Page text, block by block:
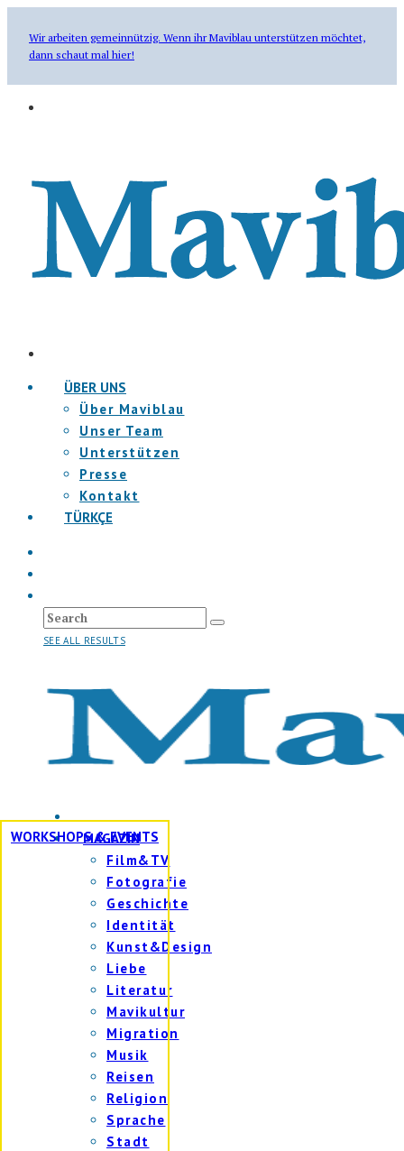
Wir arbeiten gemeinnützig. Wenn ihr Maviblau unterstützen möchtet,
dann schaut mal hier!
ÜBER UNS
Über Maviblau
Unser Team
Unterstützen
Presse
Kontakt
TÜRKÇE
SEE ALL RESULTS
WORKSHOPS & EVENTS
MAGAZIN
Film&TV
Fotografie
Geschichte
Identität
Kunst&Design
Liebe
Literatur
Mavikultur
Migration
Musik
Reisen
Religion
Sprache
Stadt